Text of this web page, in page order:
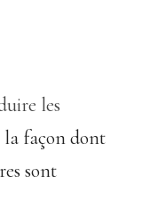
les
la façon dont
sont